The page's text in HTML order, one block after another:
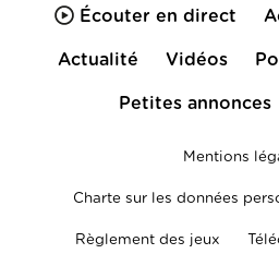
Écouter en direct
Actualité Vidéos
Petites annonces
Mentions
Charte sur les données
Règlement des jeux